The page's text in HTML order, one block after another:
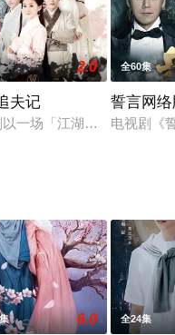
365口灭门为缘起，在
2.0
夫记
一场「江湖恩怨」作为故
全60集
誓言网
电视剧《
6.0 全24集